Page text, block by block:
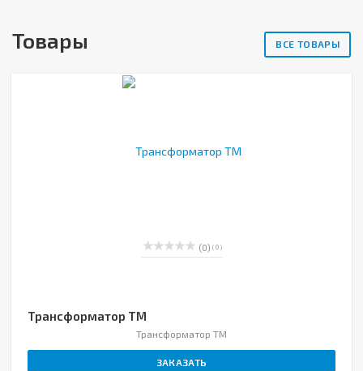
Товары ВСЕ ТОВАРЫ
(0) ( 0 )
Трансформатор ТМ
Трансформатор ТМ
ЗАКАЗАТЬ